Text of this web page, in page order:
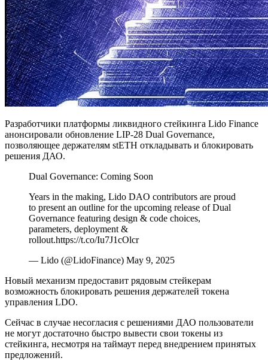
Разработчики платформы ликвидного стейкинга Lido Finance
анонсировали обновление LIP-28 Dual Governance,
позволяющее держателям stETH откладывать и блокировать
решения ДАО.
Dual Governance: Coming Soon
Years in the making, Lido DAO contributors are proud
to present an outline for the upcoming release of Dual
Governance featuring design & code choices,
parameters, deployment &
rollout.https://t.co/Iu7J1cOlcr
— Lido (@LidoFinance) May 9, 2025
Новый механизм предоставит рядовым стейкерам
возможность блокировать решения держателей токена
управления LDO.
Сейчас в случае несогласия с решениями ДАО пользователи
не могут достаточно быстро вывести свои токены из
стейкинга, несмотря на таймаут перед внедрением принятых
предложений.